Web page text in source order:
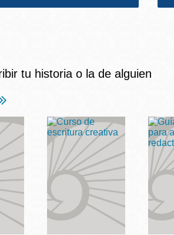
tu historia o la de alguien